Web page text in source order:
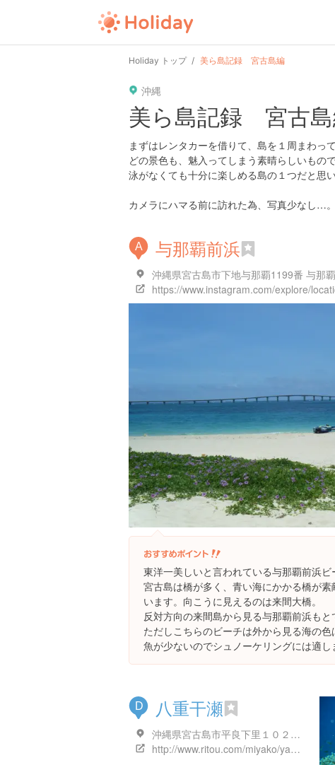
Holiday トップ 美ら島記録 宮古島編
沖縄
美ら島記録 宮古
まずはレンタカーを借りて、島を１周まわって
どの景色も、魅入ってしまう素晴らしいもので
泳がなくても十分に楽しめる島の１つだと思い
カメラにハマる前に訪れた為、写真少なし…。
A 与那覇前浜
沖縄県宮古島市下地与那覇1199番 与那
https://www.instagram.com/explore/
東洋一美しいと言われている与那覇前浜ビ
宮古島は橋が多く、青い海にかかる橋が
います。向こうに見えるのは来間大橋。
反対方向の来間島から見る与那覇前浜もと
ただしこちらのビーチは外から見る海の
魚が少ないのでシュノーケリングには適し
D 八重干瀬
沖縄県宮古島市平良下里１０２-３
http://www.ritou.com/miyako/yabishi.shtml